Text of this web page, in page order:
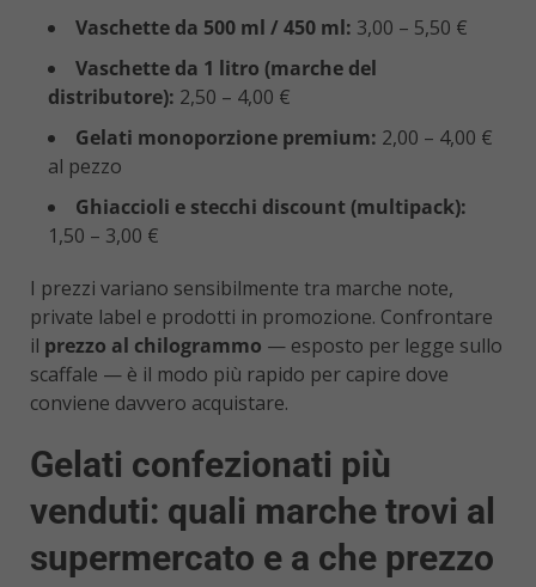
Vaschette da 500 ml / 450 ml: 3,00 – 5,50 €
Vaschette da 1 litro (marche del
distributore): 2,50 – 4,00 €
Gelati monoporzione premium: 2,00 – 4,00 €
al pezzo
Ghiaccioli e stecchi discount (multipack):
1,50 – 3,00 €
I prezzi variano sensibilmente tra marche note,
private label e prodotti in promozione. Confrontare
il prezzo al chilogrammo — esposto per legge sullo
scaffale — è il modo più rapido per capire dove
conviene davvero acquistare.
Gelati confezionati più
venduti: quali marche trovi al
supermercato e a che prezzo